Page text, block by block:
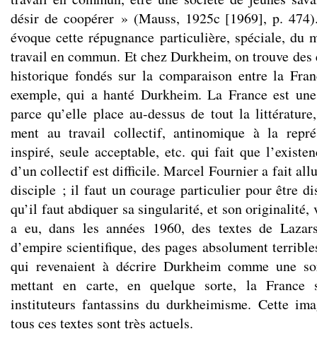
désir de coopérer » (Mauss, 1925c [1969], p.
évoque cette répugnance particulière, spéciale, du
travail en commun. Et chez Durkheim, on trouve
historique fondés sur la comparaison entre la
exemple, qui a hanté Durkheim. La France est
parce qu’elle place au-dessus de tout la
ment au travail collectif, antinomique à la
inspiré, seule acceptable, etc. qui fait que
d’un collectif est difficile. Marcel Fournier a fait
disciple ; il faut un courage particulier pour être
qu’il faut abdiquer sa singularité, et son originalité,
a eu, dans les années 1960, des textes de
d’empire scientifique, des pages absolument
qui revenaient à décrire Durkheim comme une
mettant en carte, en quelque sorte, la France
instituteurs fantassins du durkheimisme. Cette
tous ces textes sont très actuels.